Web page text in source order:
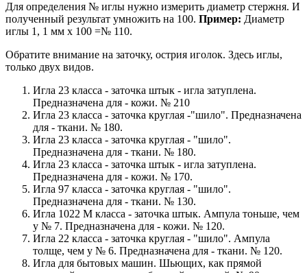
Для определения № иглы нужно измерить диаметр стержня. И
полученный результат умножить на 100. Пример: Диаметр
иглы 1, 1 мм х 100 =№ 110.
Обратите внимание на заточку, острия иголок. Здесь иглы,
только двух видов.
Игла 23 класса - заточка штык - игла затуплена.
Предназначена для - кожи. № 210
Игла 23 класса - заточка круглая -"шило". Предназначена
для - ткани. № 180.
Игла 23 класса - заточка круглая - "шило".
Предназначена для - ткани. № 180.
Игла 23 класса - заточка штык - игла затуплена.
Предназначена для - кожи. № 170.
Игла 97 класса - заточка круглая - "шило".
Предназначена для - ткани. № 130.
Игла 1022 М класса - заточка штык. Ампула тоньше, чем
у № 7. Предназначена для - кожи. № 120.
Игла 22 класса - заточка круглая - "шило". Ампула
толще, чем у № 6. Предназначена для - ткани. № 120.
Игла для бытовых машин. Шьющих, как прямой